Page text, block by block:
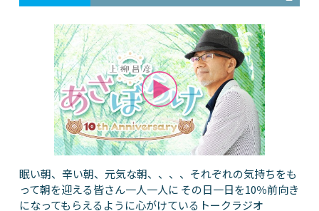
眠い朝、辛い朝、元気な朝、、、、それぞれの気持ちをも
って朝を迎える皆さん一人一人に その日一日を10％前向き
になってもらえるように心がけているトークラジオ